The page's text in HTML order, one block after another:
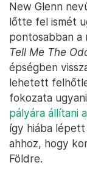
New Glenn
lőtte fel ismét
pontosabban a
Tell Me The
épségben
lehetett
fokozata
pályára állítani
így hiába
ahhoz, hogy
Földre.